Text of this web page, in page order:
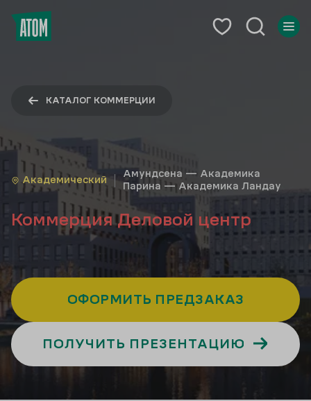
КАТАЛОГ КОММЕРЦИИ
Академический
Амундсена — Академика
Парина — Академика Ландау
Коммерция Деловой центр
ОФОРМИТЬ ПРЕДЗАКАЗ
ПОЛУЧИТЬ ПРЕЗЕНТАЦИЮ